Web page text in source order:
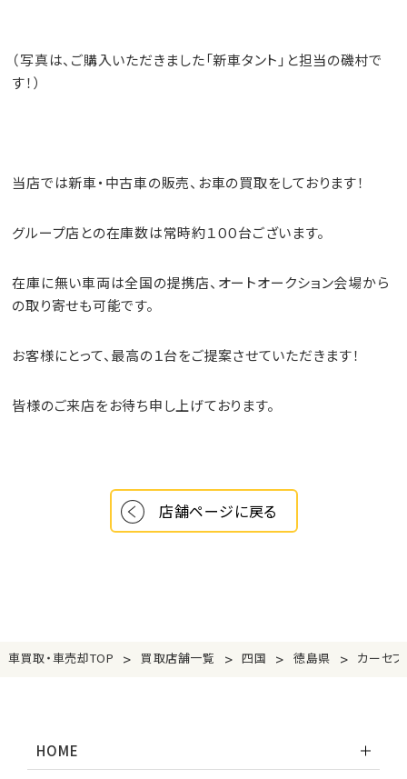
（写真は、ご購入いただきました「新車タント」と担当の磯村で
す！）
当店では新車・中古車の販売、お車の買取をしております！
グループ店との在庫数は常時約１００台ございます。
在庫に無い車両は全国の提携店、オートオークション会場から
の取り寄せも可能です。
お客様にとって、最高の１台をご提案させていただきます！
皆様のご来店をお待ち申し上げております。
店舗ページに戻る
車買取・車売却TOP > 買取店舗一覧 > 四国 > 徳島県 > カーセ
HOME